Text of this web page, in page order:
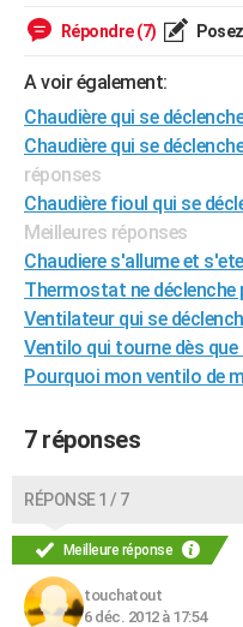
GUIDES D'ACHAT
BONS PLANS
CARTE DE VOEUX
Carte de Noël
Carte Bonne année
Carte Saint-Valentin
Carte Pâques
Carte d'anniversaire
DICTIONNAIRE
Dictionnaire
Biographies
Citations
Expressions
Proverbes
PROGRAMME TV
COPAINS D'AVANT
S'inscrire
Se connecter
Lycées
Collèges
Primaires
Universités
Entreprises
Service militaire
Avis de recherche
AVIS DE DÉCÈS
FORUM
Bricolage
Lifestyle
Culture
Sport
Auto
Television
Voyage
Cinema
Répondre (7)
A voir également:
Chaudière qui se
Chaudière qui se
réponses
Chaudière fioul qui se
Meilleures réponses
Chaudiere s'allume et
Thermostat ne déclenche
Ventilateur qui se
Ventilo qui tourne dès
Pourquoi mon ventilo de
7 réponses
RÉPONSE 1 / 7
Meilleure réponse
touchatout
6 déc. 2012 à 17:54